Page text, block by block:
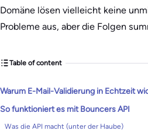
Domäne lösen vielleicht keine
Probleme aus, aber die Folgen
Table of content
Warum E-Mail-Validierung in Echtzeit
So funktioniert es mit Bouncers API
Was die API macht (unter der Haube)